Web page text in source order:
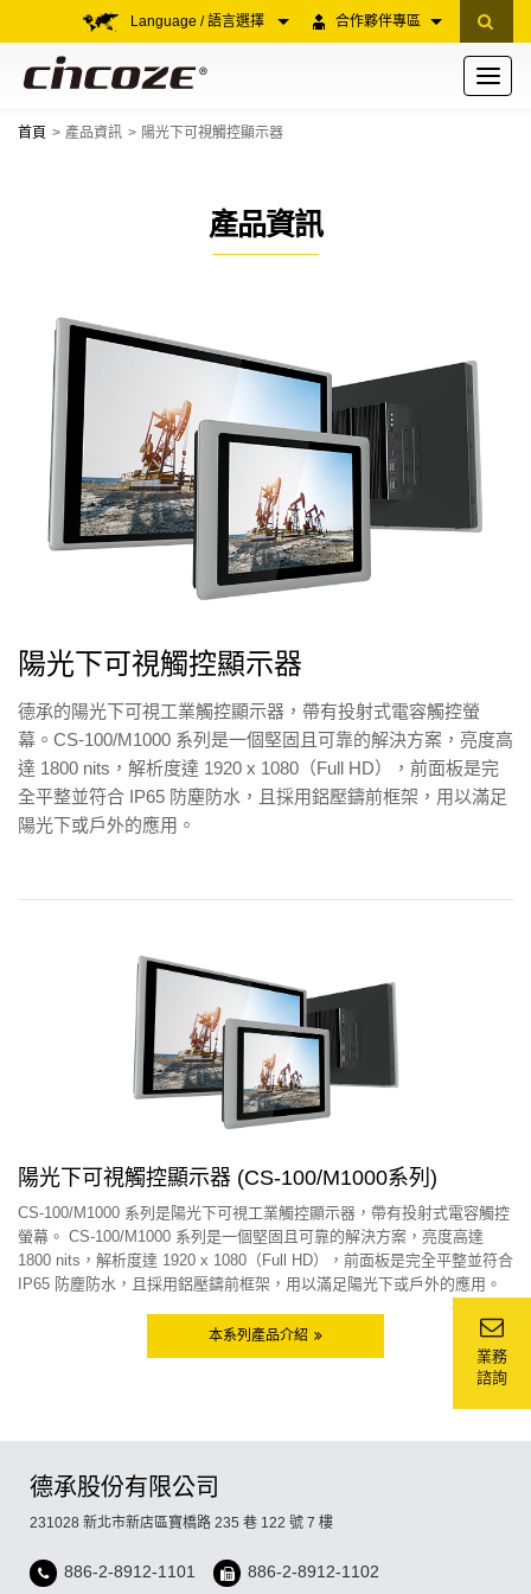
合作夥伴專區
Language / 語言選擇
Toggle
業務
諮詢
首頁 產品資訊 陽光下可視觸控顯示器
產品資訊
陽光下可視觸控顯示器
德承的陽光下可視工業觸控顯示器，帶有投射式電容觸控螢
幕。CS-100/M1000 系列是一個堅固且可靠的解決方案，亮度高
達 1800 nits，解析度達 1920 x 1080（Full HD），前面板是完
全平整並符合 IP65 防塵防水，且採用鋁壓鑄前框架，用以滿足
陽光下或戶外的應用。
陽光下可視觸控顯示器 (CS-100/M1000系列)
CS-100/M1000 系列是陽光下可視工業觸控顯示器，帶有投射式電容觸控
螢幕。 CS-100/M1000 系列是一個堅固且可靠的解決方案，亮度高達
1800 nits，解析度達 1920 x 1080（Full HD），前面板是完全平整並符合
IP65 防塵防水，且採用鋁壓鑄前框架，用以滿足陽光下或戶外的應用。
本系列產品介紹
德承股份有限公司
231028 新北市新店區寶橋路 235 巷 122 號 7 樓
886-2-8912-1101 886-2-8912-1102